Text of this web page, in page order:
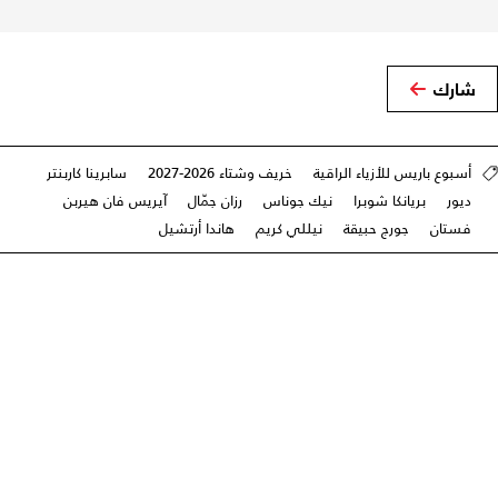
شارك
أسبوع باريس للأزياء الراقية خريف وشتاء 2026-2027
سابرينا كاربنتر
ديور
بريانكا شوبرا نيك جوناس رزان جمّال
آيريس فان هيربن
فستان
جورج حبيقة نيللي كريم هاندا أرتشيل